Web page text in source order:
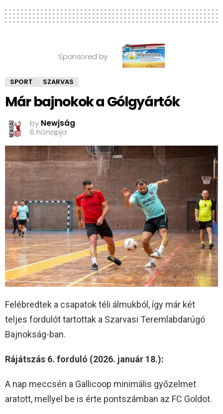
Sponsored by
SPORT SZARVAS
Már bajnokok a Gólgyártók
by Newjság
6 hónapja
Felébredtek a csapatok téli álmukból, így már két
teljes fordulót tartottak a Szarvasi Teremlabdarúgó
Bajnokság-ban.
Rájátszás 6. forduló (2026. január 18.):
A nap meccsén a Gallicoop minimális győzelmet
aratott, mellyel be is érte pontszámban az FC Goldot.